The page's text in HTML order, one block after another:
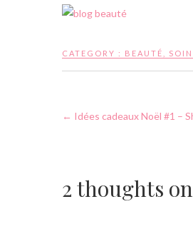
CATEGORY : BEAUTÉ
← Idées cadeaux Noël #1 –
2 thoughts